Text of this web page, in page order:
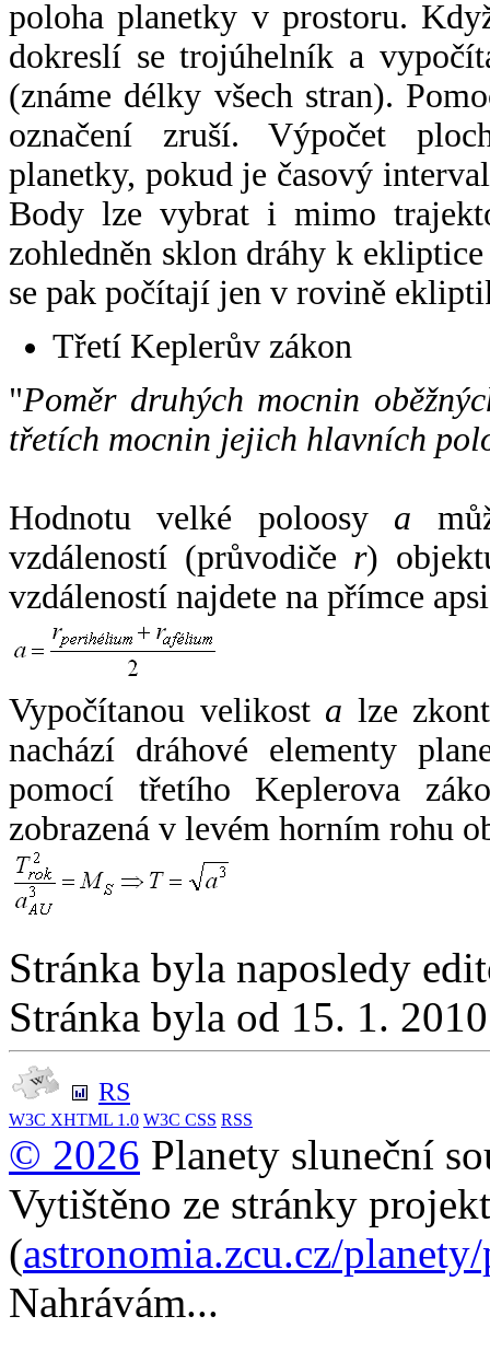
poloha planetky v prostoru.
dokreslí se trojúhelník a
(známe délky všech stran).
označení zruší. Výpočet
planetky, pokud je časový
Body lze vybrat i mimo
zohledněn sklon dráhy k
se pak počítají jen v rovině
Třetí Keplerův zákon
"Poměr druhých mocnin
třetích mocnin jejich hlavních
Hodnotu velké poloosy a
vzdáleností (průvodiče r)
vzdáleností najdete na přímce
Vypočítanou velikost a lze
nachází dráhové elementy
pomocí třetího Keplerova
zobrazená v levém horním rohu
Stránka byla naposledy
Stránka byla od 15. 1.
RS
W3C XHTML 1.0 W3C CSS RSS
© 2026 Planety sluneční
Vytištěno ze stránky
(astronomia.zcu.cz/
Nahrávám...